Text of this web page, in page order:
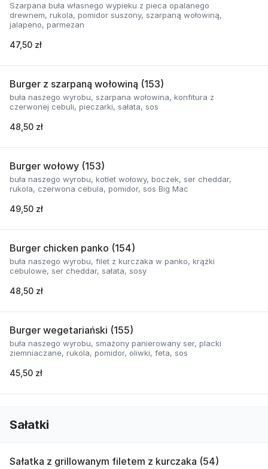
Szarpana buła własnego wypieku z pieca opalanego
drewnem, rukola, pomidor suszony, szarpaną wołowiną,
jalapeno, parmezan
47,50 zł
Burger z szarpaną wołowiną (153)
buła naszego wyrobu, szarpana wołowina, konfitura z
czerwonej cebuli, pieczarki, sałata, sos
48,50 zł
Burger wołowy (153)
buła naszego wyrobu, kotlet wołowy, boczek, ser cheddar,
rukola, czerwona cebula, pomidor, sos Big Mac
49,50 zł
Burger chicken panko (154)
buła naszego wyrobu, filet z kurczaka w panko, krążki
cebulowe, ser cheddar, sałata, sosy
48,50 zł
Burger wegetariański (155)
buła naszego wyrobu, smażony panierowany ser, placki
ziemniaczane, rukola, pomidor, oliwki, feta, sos
45,50 zł
Sałatki
Sałatka z grillowanym filetem z kurczaka (54)